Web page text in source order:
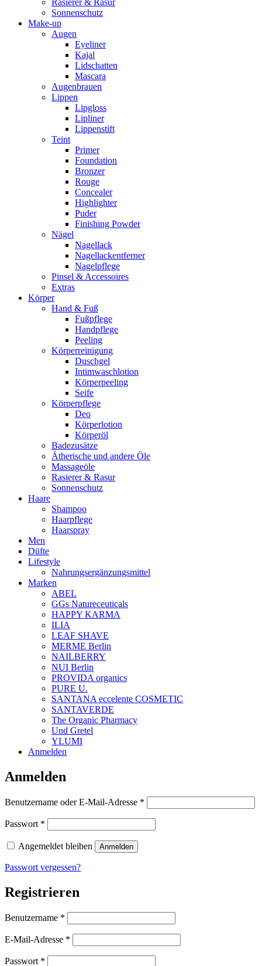
Rasierer & Rasur
Sonnenschutz
Make-up
Augen
Eyeliner
Kajal
Lidschatten
Mascara
Augenbrauen
Lippen
Lipgloss
Lipliner
Lippenstift
Teint
Primer
Foundation
Bronzer
Rouge
Concealer
Highlighter
Puder
Finishing Powder
Nägel
Nagellack
Nagellackentferner
Nagelpflege
Pinsel & Accessoires
Extras
Körper
Hand & Fuß
Fußpflege
Handpflege
Peeling
Körperreinigung
Duschgel
Intimwaschlotion
Körperpeeling
Seife
Körperpflege
Deo
Körperlotion
Körperöl
Badezusätze
Ätherische und andere Öle
Massageöle
Rasierer & Rasur
Sonnenschutz
Haare
Shampoo
Haarpflege
Haarspray
Men
Düfte
Lifestyle
Nahrungsergänzungsmittel
Marken
ABEL
GGs Natureceuticals
HAPPY KARMA
ILIA
LEAF SHAVE
MERME Berlin
NAILBERRY
NUI Berlin
PROVIDA organics
PURE U.
SANTANA eccelente COSMETIC
SANTAVERDE
The Organic Pharmacy
Und Gretel
YLUMI
Anmelden
Anmelden
Benutzername oder E-Mail-Adresse *
Passwort *
Angemeldet bleiben Anmelden
Passwort vergessen?
Registrieren
Benutzername *
E-Mail-Adresse *
Passwort *